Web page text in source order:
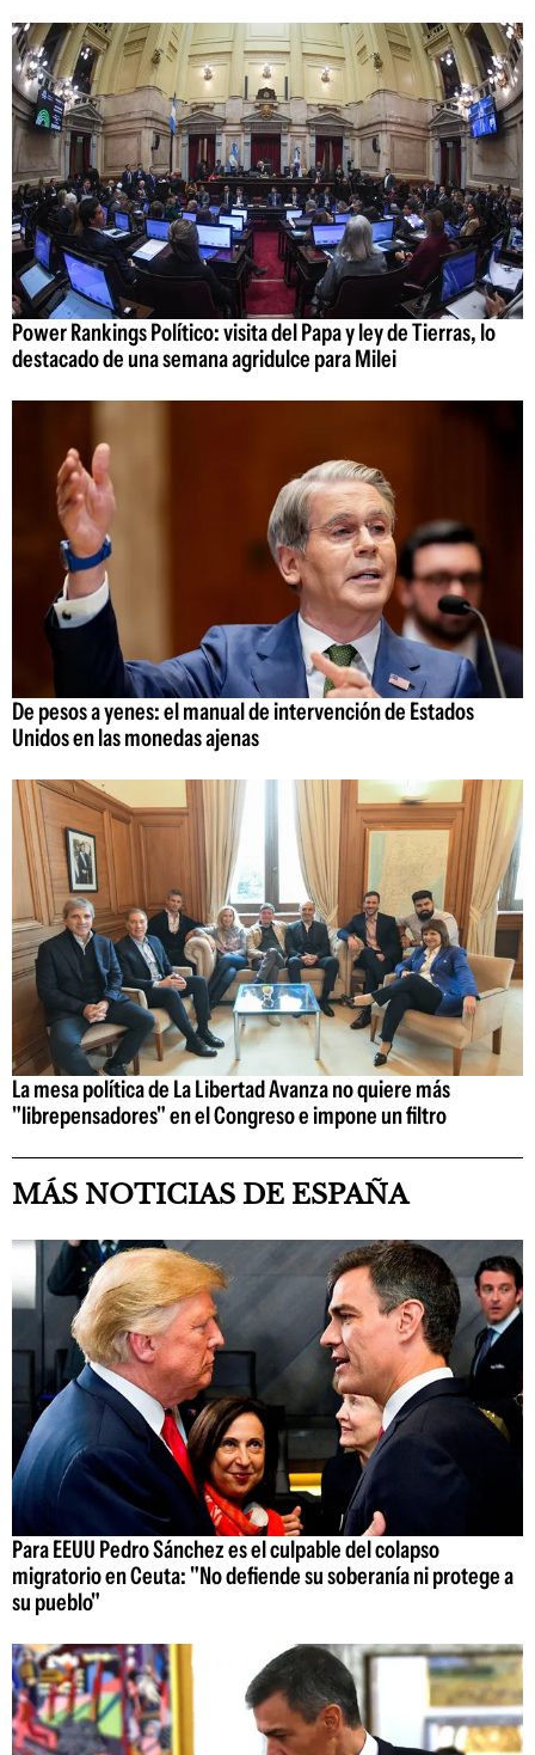
Power Rankings Político: visita del Papa y ley de Tierras, lo
destacado de una semana agridulce para Milei
De pesos a yenes: el manual de intervención de Estados
Unidos en las monedas ajenas
La mesa política de La Libertad Avanza no quiere más
"librepensadores" en el Congreso e impone un filtro
MÁS NOTICIAS DE ESPAÑA
Para EEUU Pedro Sánchez es el culpable del colapso
migratorio en Ceuta: "No defiende su soberanía ni protege a
su pueblo"